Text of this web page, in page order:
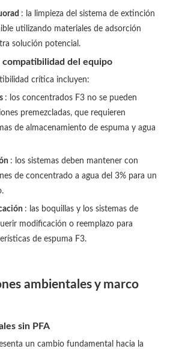
: la limpieza del sistema de extinción
utilizando materiales de adsorción
solución potencial.
compatibilidad del equipo
crítica incluyen:
: los concentrados F3 no se pueden
premezcladas, que requieren
de almacenamiento de espuma y agua
: los sistemas deben mantener con
de concentrado a agua del 3% para un
: las boquillas y los sistemas de
modificación o reemplazo para
de espuma F3.
ambientales y marco
sin PFA
un cambio fundamental hacia la